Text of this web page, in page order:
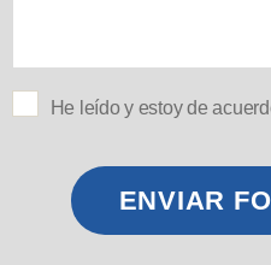
P
R
He leído y estoy de
ENVIAR